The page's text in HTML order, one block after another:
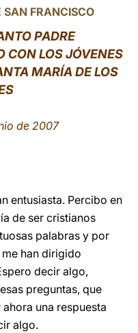
SAN FRANCISCO
PADRE
CON LOS JÓVENES
MARÍA DE LOS
de 2007
entusiasta. Percibo en
de ser cristianos
palabras y por
han dirigido
decir algo,
preguntas, que
una respuesta
algo.